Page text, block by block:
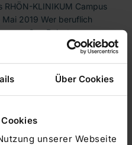
Über Cookies
unserer Webseite
KLINIKUM Campus
2019 Wer beruflich
großen Belastungen aus:
unter hoher Anspannung
Bad Neustadt |